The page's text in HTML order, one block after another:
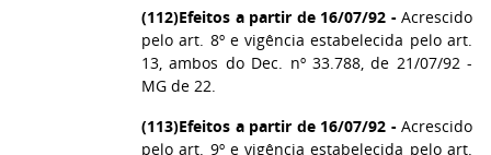
(112)Efeitos a partir de 16/07/92 -Acrescido
pelo art. 8º e vigência estabelecida pelo art.
13, ambos do Dec. nº 33.788, de 21/07/92 -
MG de 22.
(113)Efeitos a partir de 16/07/92 -Acrescido
pelo art. 9º e vigência estabelecida pelo art.